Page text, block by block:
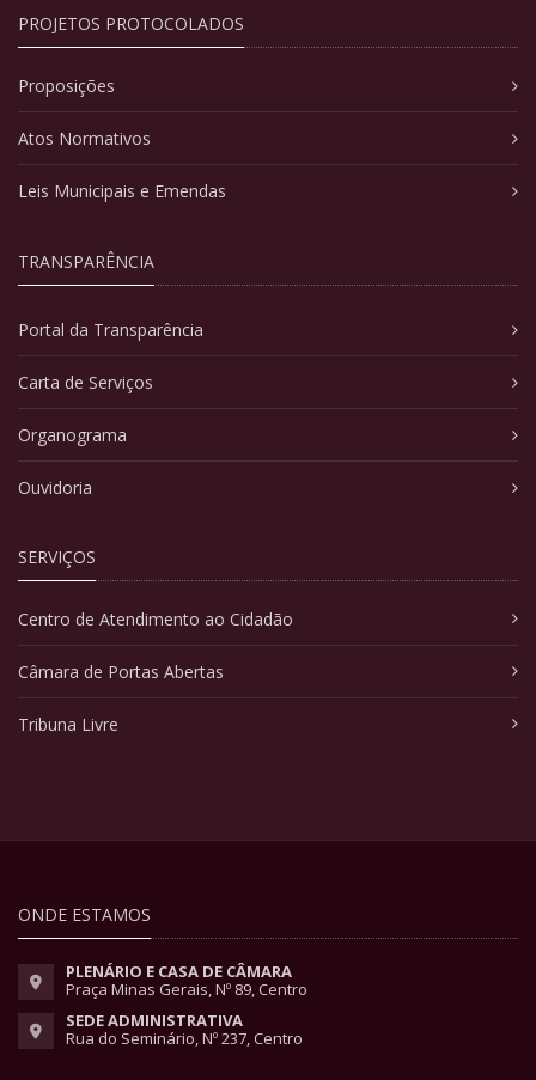
PROJETOS PROTOCOLADOS
Proposições
Atos Normativos
Leis Municipais e Emendas
TRANSPARÊNCIA
Portal da Transparência
Carta de Serviços
Organograma
Ouvidoria
SERVIÇOS
Centro de Atendimento ao Cidadão
Câmara de Portas Abertas
Tribuna Livre
ONDE ESTAMOS
PLENÁRIO E CASA DE CÂMARA
Praça Minas Gerais, Nº 89, Centro
SEDE ADMINISTRATIVA
Rua do Seminário, Nº 237, Centro